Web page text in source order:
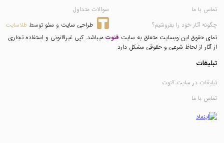
تماس با ما
چگونه آثار خود را بفروشیم؟
سوالات متداول
طراحی سایت و سئو توسط طلاسایت
تمای حقوق این وبسایت متعلق به سایت قنوت میباشد. کپی غیرقانونی و استفاده تجاری
از آثار از لحاظ شرعی و حقوقی مشکل دارد
تبلیغات
تبلیغات در سایت قنوت
تماس با ما